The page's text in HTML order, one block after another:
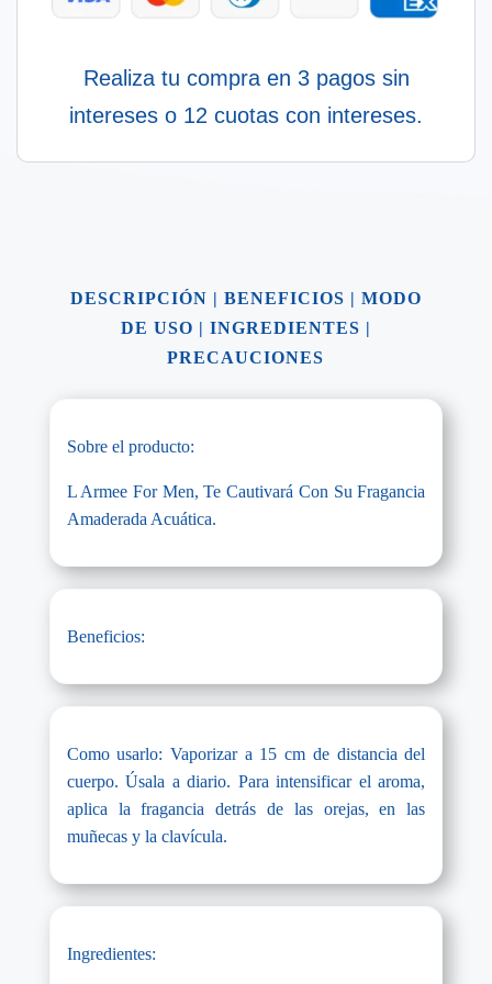
Realiza tu compra en 3 pagos sin
intereses o 12 cuotas con intereses.
DESCRIPCIÓN | BENEFICIOS | MODO
DE USO | INGREDIENTES |
PRECAUCIONES
Sobre el producto:
L Armee For Men, Te Cautivará Con Su Fragancia
Amaderada Acuática.
Beneficios:
Como usarlo: Vaporizar a 15 cm de distancia del
cuerpo. Úsala a diario. Para intensificar el aroma,
aplica la fragancia detrás de las orejas, en las
muñecas y la clavícula.
Ingredientes: